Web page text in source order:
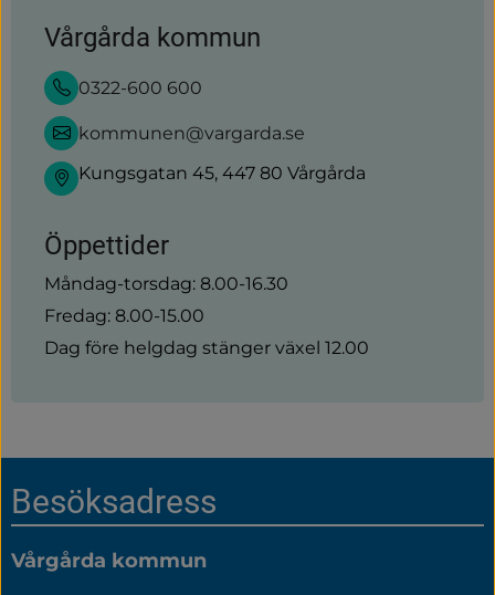
Vårgårda kommun
0322-600 600
kommunen@vargarda.se
Kungsgatan 45, 447 80 Vårgårda
Öppettider
Måndag-torsdag: 8.00-16.30
Fredag: 8.00-15.00
Dag före helgdag stänger växel 12.00
Sidfot
Besöksadress
Vårgårda kommun